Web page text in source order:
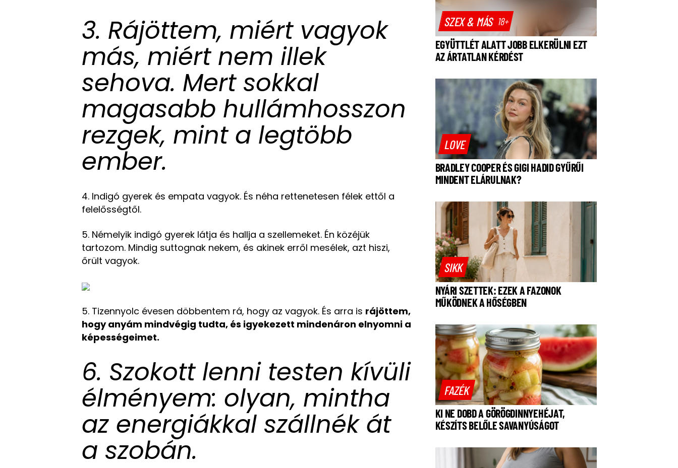
3. Rájöttem, miért vagyok
más, miért nem illek
sehova. Mert sokkal
magasabb hullámhosszon
rezgek, mint a legtöbb
ember.
4. Indigó gyerek és empata vagyok. És néha rettenetesen félek ettől a
felelősségtől.
5. Némelyik indigó gyerek látja és hallja a szellemeket. Én közéjük
tartozom. Mindig suttognak nekem, és akinek erről mesélek, azt hiszi,
őrült vagyok.
5. Tizennyolc évesen döbbentem rá, hogy az vagyok. És arra is rájöttem,
hogy anyám mindvégig tudta, és igyekezett mindenáron elnyomni a
képességeimet.
6. Szokott lenni testen kívüli
élményem: olyan, mintha
az energiákkal szállnék át
a szobán.
SZEX & MÁS 18+
EGYÜTTLÉT ALATT JOBB ELKERÜLNI EZT
AZ ÁRTATLAN KÉRDÉST
LOVE
BRADLEY COOPER ÉS GIGI HADID GYŰRŰI
MINDENT ELÁRULNAK?
SIKK
NYÁRI SZETTEK: EZEK A FAZONOK
MŰKÖDNEK A HŐSÉGBEN
FAZÉK
KI NE DOBD A GÖRÖGDINNYEHÉJAT,
KÉSZÍTS BELŐLE SAVANYÚSÁGOT